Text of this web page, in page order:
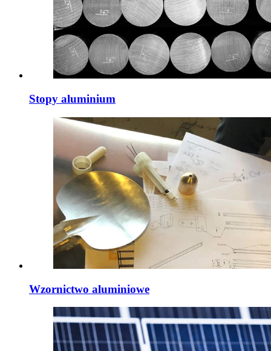
Stopy aluminium
Wzornictwo aluminiowe